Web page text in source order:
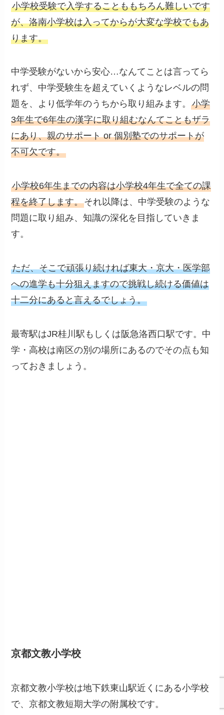
小学校受験で入学することももちろん難しいです
が、洛南小学校は入ってからが大変な学校でもあ
ります。
中学受験がないから安心…なんてことは言ってら
れず、中学受験生を超えていくようなレベルの問
題を、より低学年のうちから取り組みます。小学
3年生で6年生の漢字に取り組むなんてこともザラ
にあり、親のサポート or 個別塾でのサポートが
不可欠です。
小学校6年生までの内容は小学校4年生で全ての課
程を終了します。それ以降は、中学受験のような
問題に取り組み、知識の深化を目指していきま
す。
ただ、そこで頑張り続ければ東大・京大・医学部
への進学も十分狙えますので挑戦し続ける価値は
十二分にあると言えるでしょう。
最寄駅はJR桂川駅もしくは阪急洛西口駅です。中
学・高校は南区の別の場所にあるのでその点も知
っておきましょう。
京都文教小学校
京都文教小学校は地下鉄東山駅近くにある小学校
で、京都文教短期大学の附属校です。